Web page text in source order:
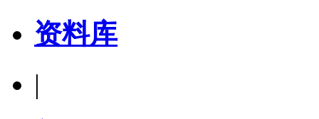
资料库
|